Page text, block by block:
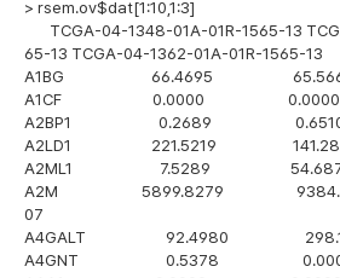
> rsem.ov$dat[1:10,1:3]
TCGA-04-1348-01A-01R-1565-13
65-13 TCGA-04-1362-01A-01R-1565-13
A1BG 66.4695
A1CF 0.0000
A2BP1 0.2689
A2LD1 221.5219
A2ML1 7.5289
A2M 5899.8279
07
A4GALT 92.4980
A4GNT 0.5378